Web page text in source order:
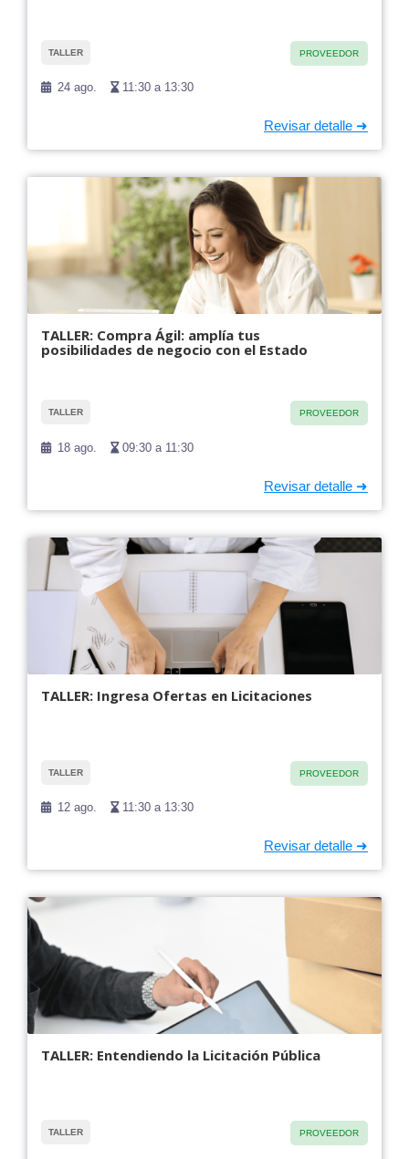
TALLER PROVEEDOR
24 ago. 11:30 a 13:30
TALLER
TALLER: Compra Ágil: amplía tus
posibilidades de negocio con el Estado
PROVEEDOR
18 ago. 09:30 a 11:30
TALLER
TALLER: Ingresa Ofertas en Licitaciones
PROVEEDOR
12 ago. 11:30 a 13:30
TALLER
TALLER: Entendiendo la Licitación Pública
PROVEEDOR